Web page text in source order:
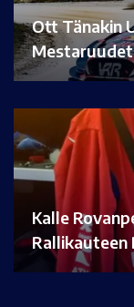
Ott Tänakin
Kalle
Rallikauteen